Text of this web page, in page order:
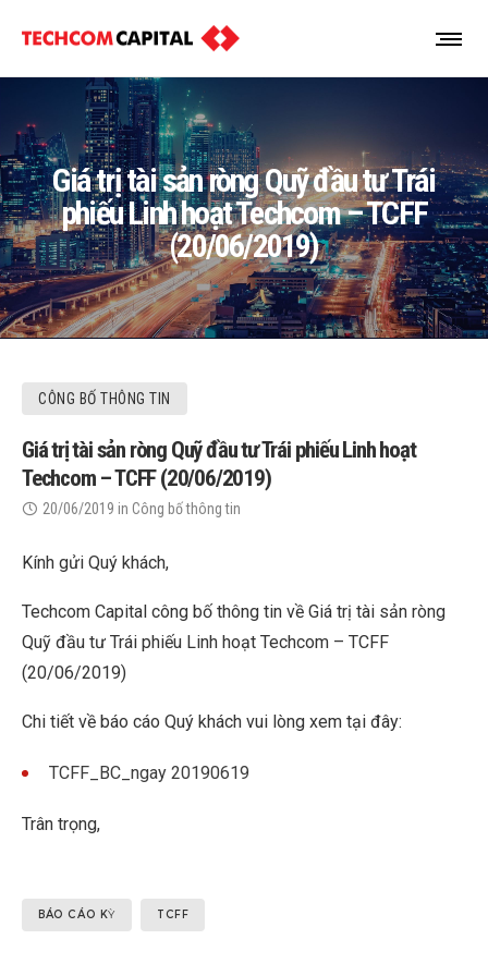
Giá trị tài sản ròng Quỹ đầu tư Trái
phiếu Linh hoạt Techcom – TCFF
(20/06/2019)
CÔNG BỐ THÔNG TIN
Giá trị tài sản ròng Quỹ đầu tư Trái phiếu Linh hoạt
Techcom – TCFF (20/06/2019)
20/06/2019 in Công bố thông tin
Kính gửi Quý khách,
Techcom Capital công bố thông tin về Giá trị tài sản ròng
Quỹ đầu tư Trái phiếu Linh hoạt Techcom – TCFF
(20/06/2019)
Chi tiết về báo cáo Quý khách vui lòng xem tại đây:
TCFF_BC_ngay 20190619
Trân trọng,
BÁO CÁO KỲ TCFF